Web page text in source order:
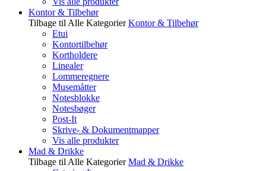
Kontor & Tilbehør
Tilbage til Alle Kategorier Kontor & Tilbehør
Etui
Kontortilbehør
Kortholdere
Linealer
Lommeregnere
Musemåtter
Notesblokke
Notesbøger
Post-It
Skrive- & Dokumentmapper
Vis alle produkter
Mad & Drikke
Tilbage til Alle Kategorier Mad & Drikke